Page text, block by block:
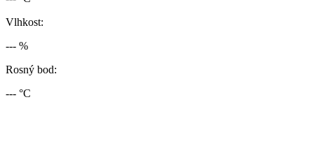
Vlhkost:
--- %
Rosný bod:
--- °C